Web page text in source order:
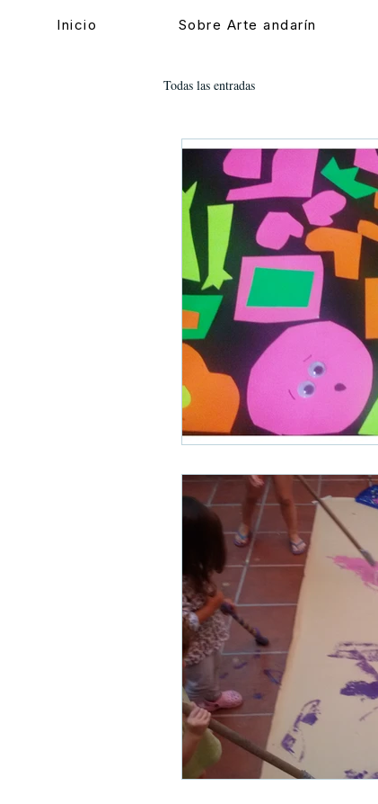
Inicio Sobre Arte andarín
Todas las entradas